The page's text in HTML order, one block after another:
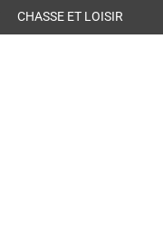
CHASSE ET LOISIR